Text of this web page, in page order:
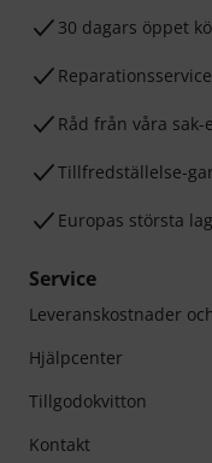
30 dagars öppet
Reparationsservice
Råd från våra
Tillfredställelse-
Europas största
Service
Leveranskostnader
Hjälpcenter
Tillgodokvitton
Kontakt